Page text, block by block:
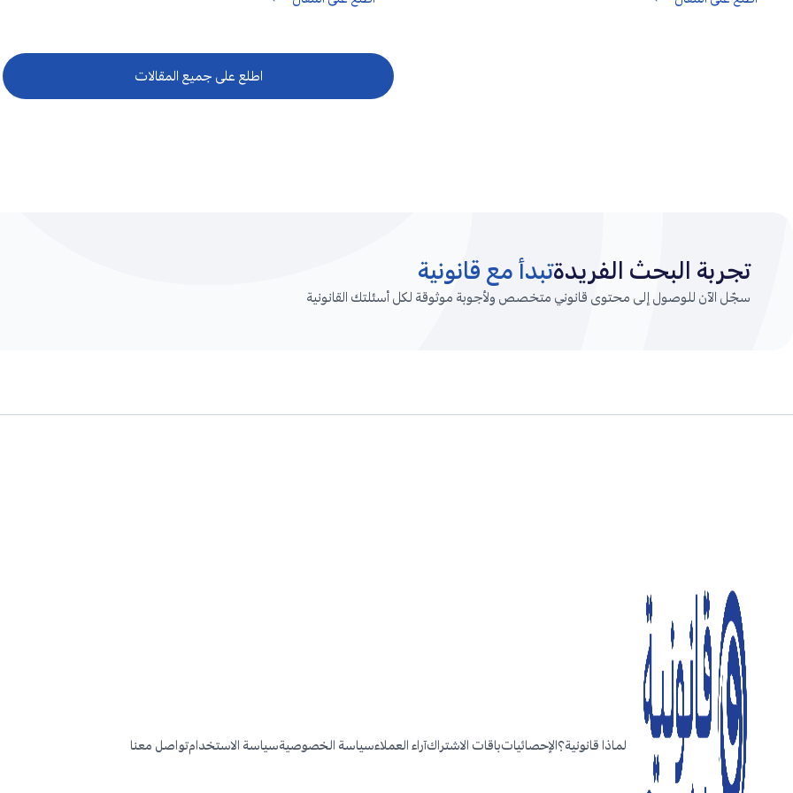
اطلع على جميع المقالات
تجربة البحث الفريدةتبدأ مع قانونية
سجّل الآن للوصول إلى محتوى قانوني متخصص ولأجوبة موثوقة لكل أسئلتك القانونية
لماذا قانونية؟الإحصائياتباقات الاشتراكآراء العملاءسياسة الخصوصيةسياسة الاستخدامتواصل معنا